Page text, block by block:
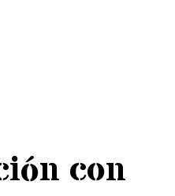
con